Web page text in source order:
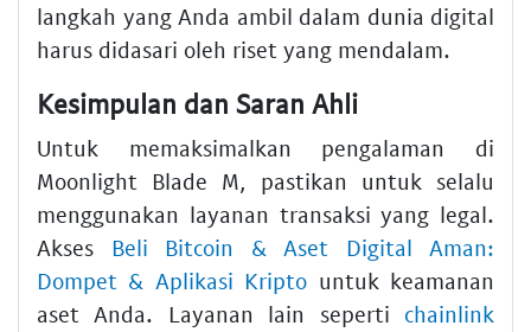
langkah yang Anda ambil dalam dunia digital
harus didasari oleh riset yang mendalam.
Kesimpulan dan Saran Ahli
Untuk memaksimalkan pengalaman di
Moonlight Blade M, pastikan untuk selalu
menggunakan layanan transaksi yang legal.
Akses Beli Bitcoin & Aset Digital Aman:
Dompet & Aplikasi Kripto untuk keamanan
aset Anda. Layanan lain seperti chainlink